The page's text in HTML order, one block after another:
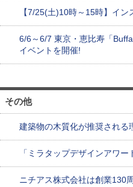
【7/25(土)10時～15時】イ
6/6～6/7 東京・恵比寿「
イベントを開催!
その他
建築物の木質化が推奨される
「ミラタップデザインアワ
ニチアス株式会社は創業130